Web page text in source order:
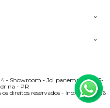
- Showroom - Jd Ipanema - 86015-
- PR
direitos reservados - Inoxlon - 2026